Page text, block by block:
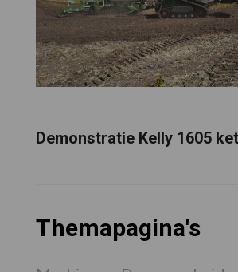
Demonstratie Kelly 1605
Themapagina's